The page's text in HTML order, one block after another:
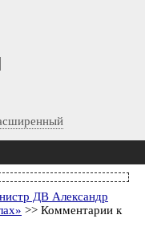
ДВ Александр
>> Комментарии к